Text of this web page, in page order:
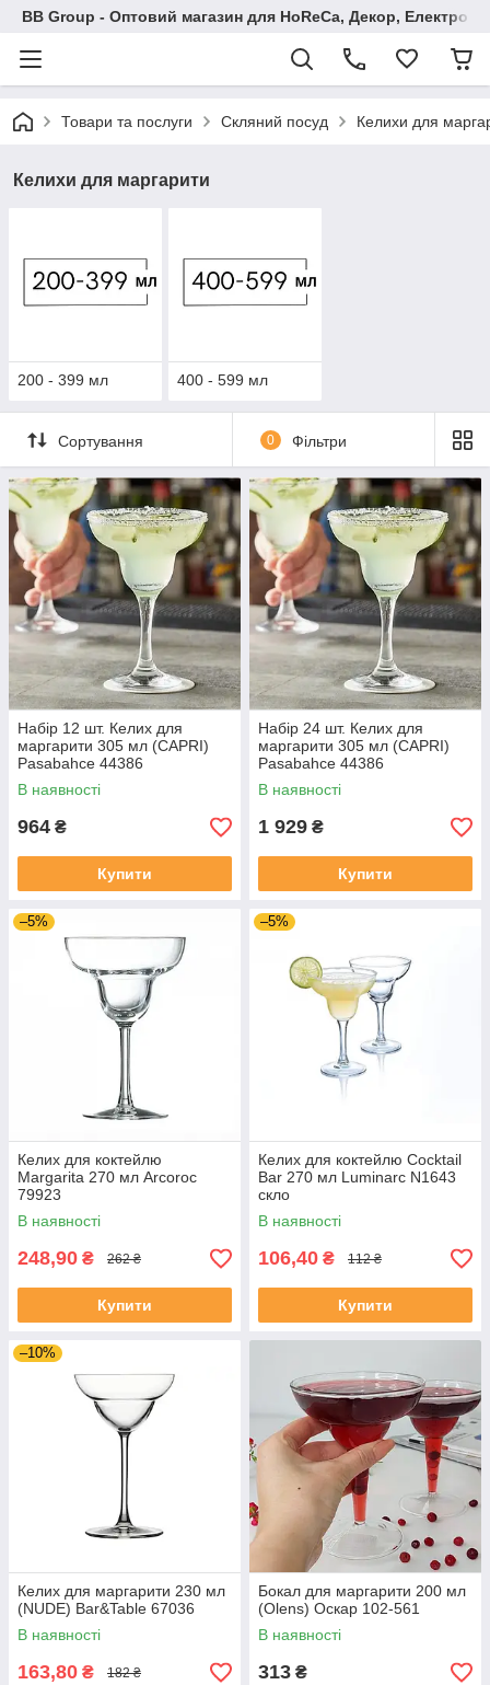
BB Group - Оптовий магазин для HoReCa, Декор,
Товари та послуги Скляний посуд Келихи для
Келихи для маргарити
200 - 399 мл 400 - 599 мл
Сортування 0 Фільтри
Набір 12 шт. Келих для
маргарити 305 мл (CAPRI)
Pasabahce 44386
В наявності
964 ₴
Купити
Набір 24 шт. Келих для
маргарити 305 мл (CAPRI)
Pasabahce 44386
В наявності
1 929 ₴
Купити
–5%
Келих для коктейлю
Margarita 270 мл Arcoroc
79923
В наявності
248,90 ₴ 262 ₴
Купити
–5%
Келих для коктейлю Cocktail
Bar 270 мл Luminarc N1643
скло
В наявності
106,40 ₴ 112 ₴
Купити
–10%
Келих для маргарити 230 мл
(NUDE) Bar&Table 67036
В наявності
163,80 ₴ 182 ₴
Бокал для маргарити 200 мл
(Olens) Оскар 102-561
В наявності
313 ₴